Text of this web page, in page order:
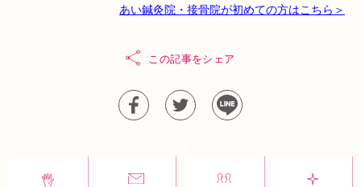
あい鍼灸院・接骨院が初めての方はこちら＞
この記事をシェア